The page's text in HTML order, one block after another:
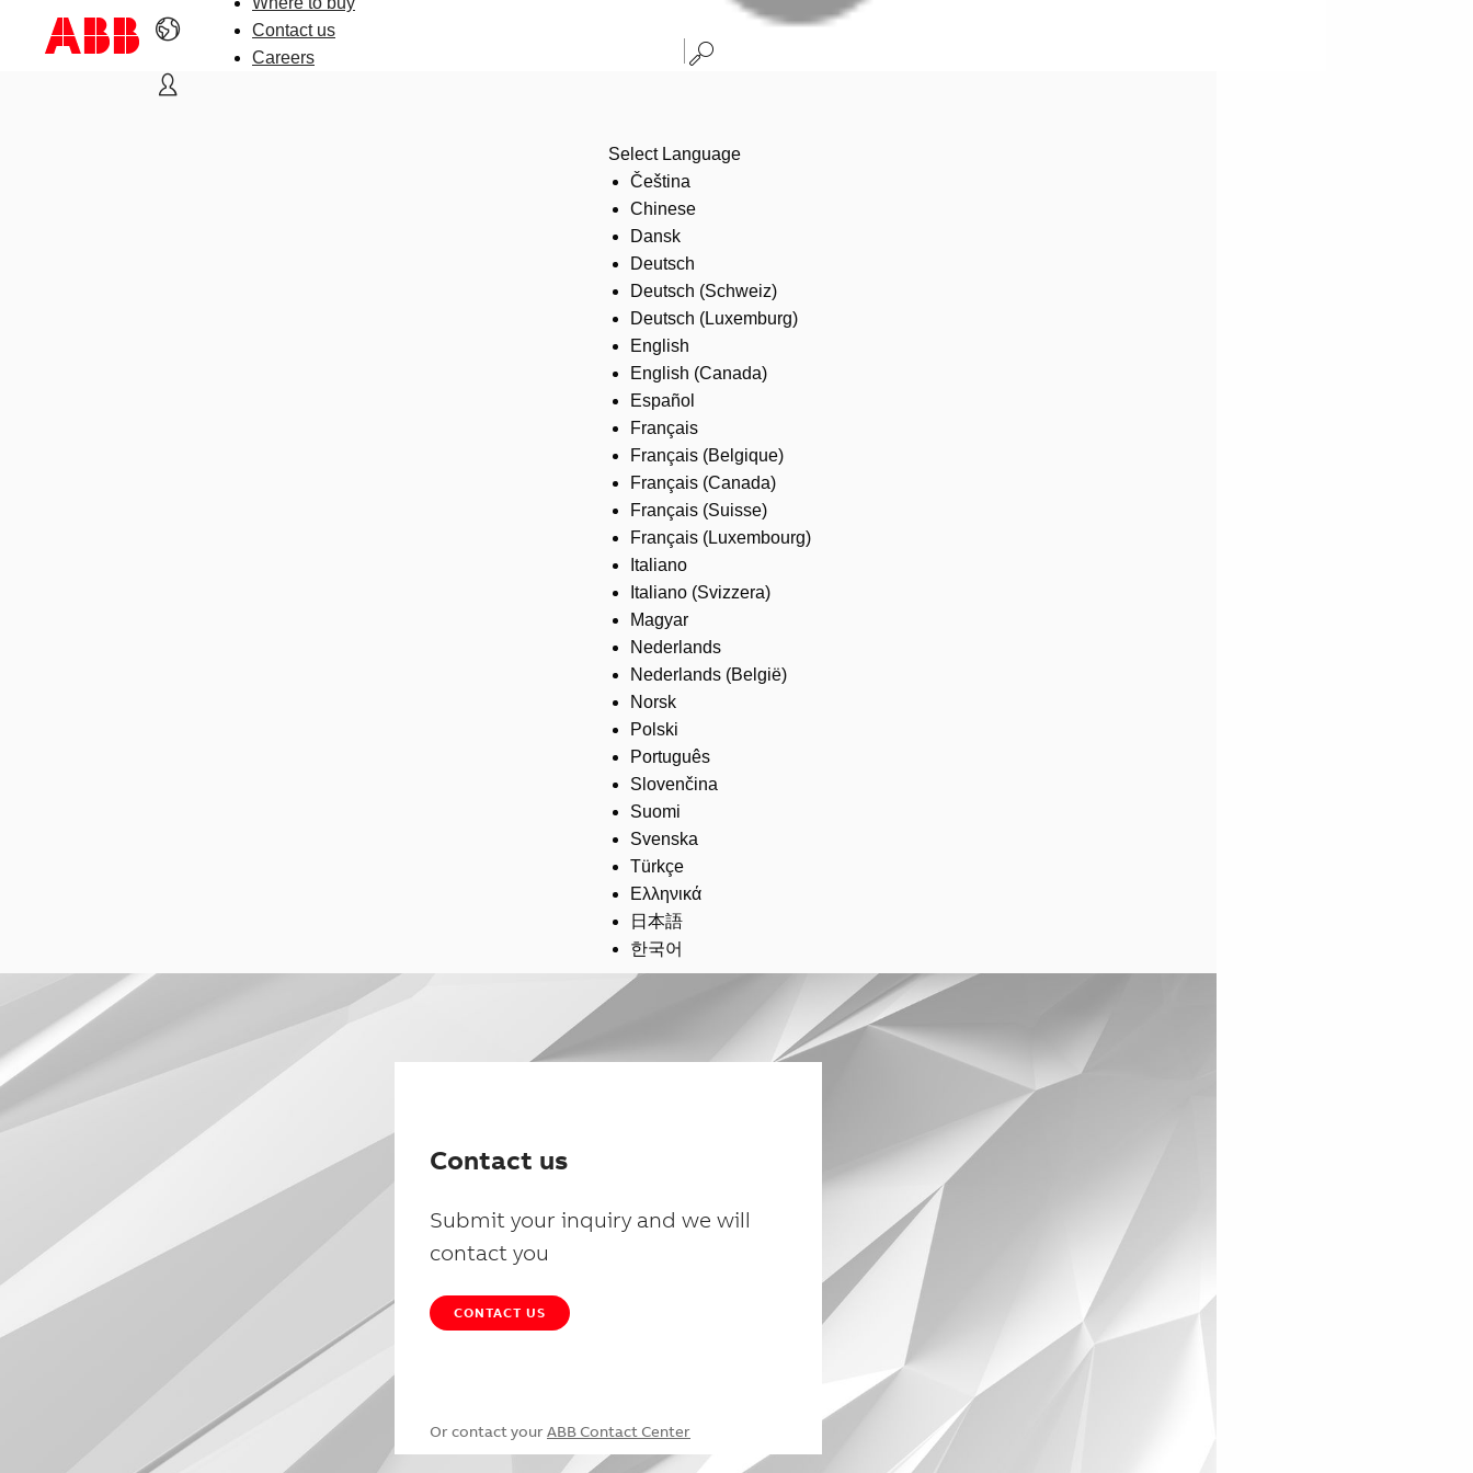
Contact us
Careers
Select Language
Čeština
Chinese
Dansk
Deutsch
Deutsch (Schweiz)
Deutsch (Luxemburg)
English
English (Canada)
Español
Français
Français (Belgique)
Français (Canada)
Français (Suisse)
Français (Luxembourg)
Italiano
Italiano (Svizzera)
Magyar
Nederlands
Nederlands (België)
Norsk
Polski
Português
Slovenčina
Suomi
Svenska
Türkçe
Ελληνικά
日本語
한국어
Contact us
Submit your inquiry and we will
contact you
CONTACT US
Or contact your ABB Contact Center